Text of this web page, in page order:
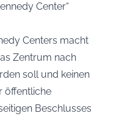
Center“
Centers macht
Zentrum nach
soll und keinen
öffentliche
Beschlusses